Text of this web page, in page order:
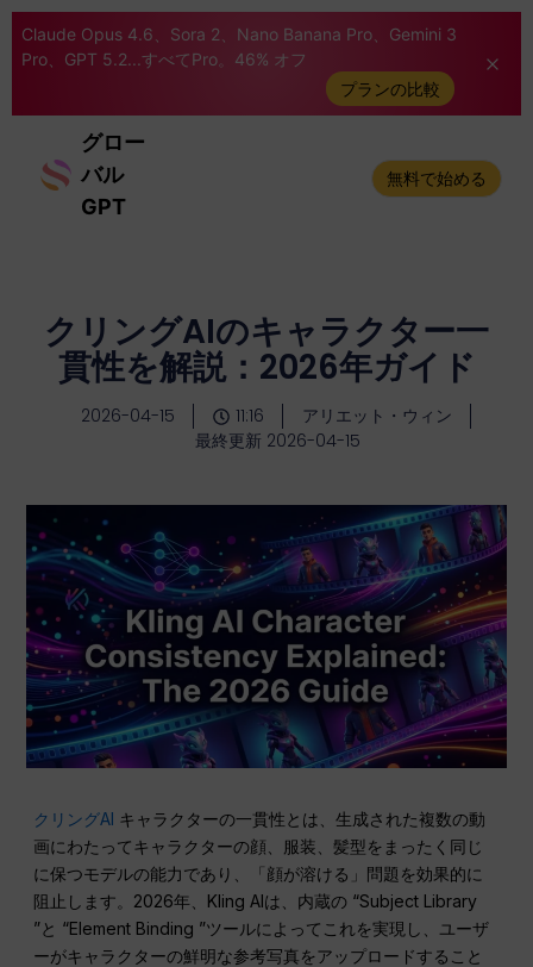
Claude Opus 4.6、Sora 2、Nano Banana Pro、Gemini 3
Pro、GPT 5.2...すべてPro。46% オフ
プランの比較
グロー
バル
GPT
無料で始める
クリングAIのキャラクター一
貫性を解説：2026年ガイド
2026-04-15 11:16
アリエット・ウィン
最終更新 2026-04-15
クリングAI キャラクターの一貫性とは、生成された複数の動
画にわたってキャラクターの顔、服装、髪型をまったく同じ
に保つモデルの能力であり、「顔が溶ける」問題を効果的に
阻止します。2026年、Kling AIは、内蔵の “Subject Library
”と “Element Binding ”ツールによってこれを実現し、ユーザ
ーがキャラクターの鮮明な参考写真をアップロードすること